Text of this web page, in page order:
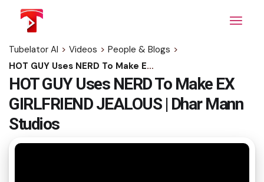
content
Tubelator AI > Videos > People & Blogs >
HOT GUY Uses NERD To Make EX GIRLFRIEND JEALOUS | Dhar Mann Studios
HOT GUY Uses NERD To Make EX
GIRLFRIEND JEALOUS | Dhar Mann
Studios